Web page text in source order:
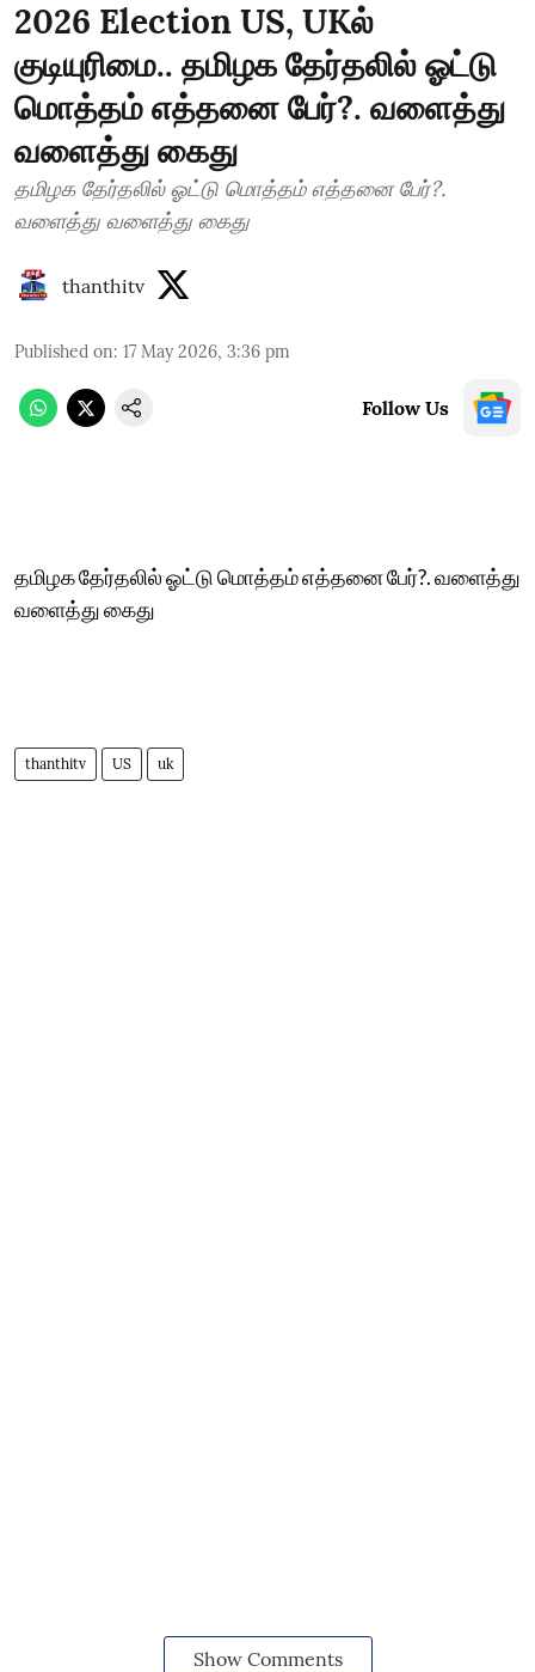
2026 Election US, UKல்
குடியுரிமை.. தமிழக தேர்தலில் ஓட்டு
மொத்தம் எத்தனை பேர்?. வளைத்து
வளைத்து கைது
தமிழக தேர்தலில் ஓட்டு மொத்தம் எத்தனை பேர்?.
வளைத்து வளைத்து கைது
thanthitv
Published on: 17 May 2026, 3:36 pm
Follow Us
தமிழக தேர்தலில் ஓட்டு மொத்தம் எத்தனை பேர்?. வளைத்து
வளைத்து கைது
thanthitv US uk
Show Comments